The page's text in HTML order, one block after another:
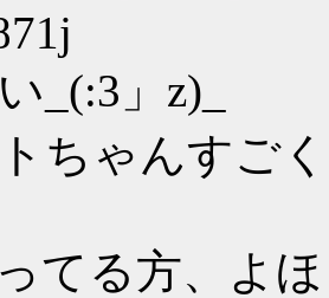
_(:3」z)_
ちゃんすご
てる方、よ